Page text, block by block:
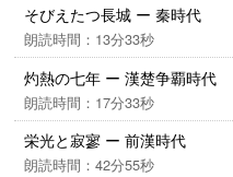
そびえたつ長城 ー 秦時代
朗読時間：13分33秒
灼熱の七年 ー 漢楚争覇時代
朗読時間：17分33秒
栄光と寂寥 ー 前漢時代
朗読時間：42分55秒